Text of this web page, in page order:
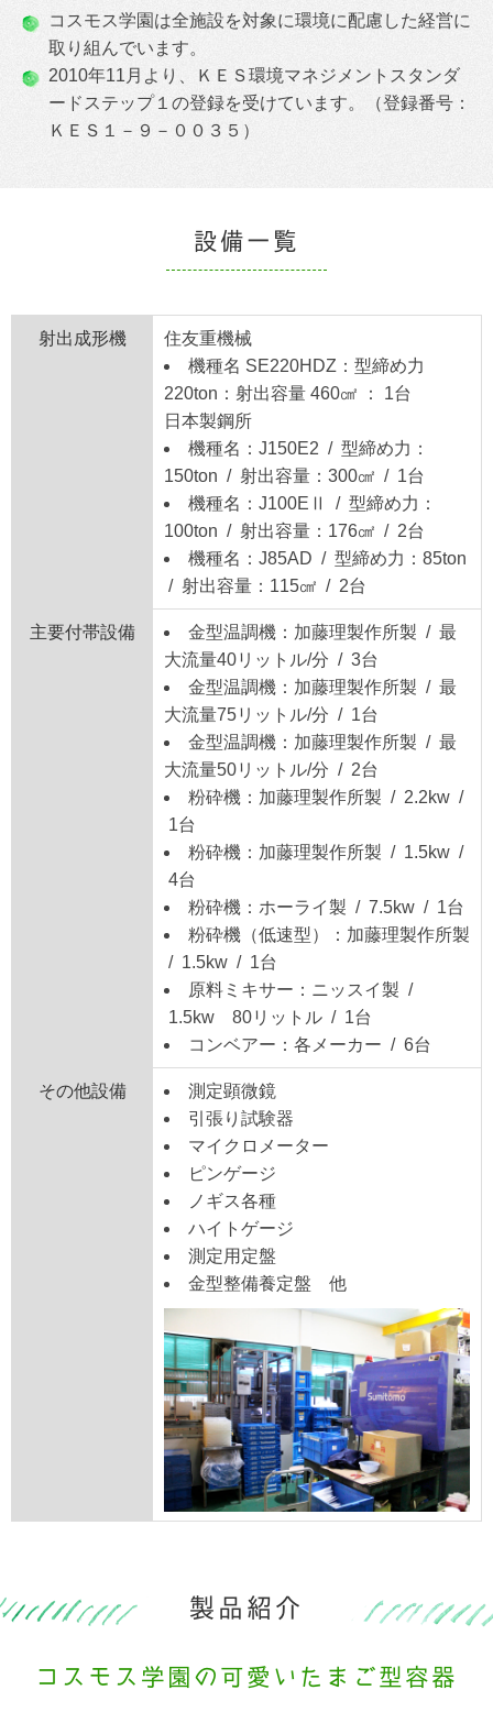
コスモス学園は全施設を対象に環境に配慮した経営に
取り組んでいます。
2010年11月より、ＫＥＳ環境マネジメントスタンダ
ードステップ１の登録を受けています。（登録番号：
ＫＥＳ１－９－００３５）
設備一覧
射出成形機
住友重機械
機種名 SE220HDZ：型締め力
220ton：射出容量 460㎠ ： 1台
日本製鋼所
機種名：J150E2 / 型締め力：
150ton / 射出容量：300㎠ / 1台
機種名：J100EⅡ / 型締め力：
100ton / 射出容量：176㎠ / 2台
機種名：J85AD / 型締め力：85ton
/ 射出容量：115㎠ / 2台
主要付帯設備
金型温調機：加藤理製作所製 / 最
大流量40リットル/分 / 3台
金型温調機：加藤理製作所製 / 最
大流量75リットル/分 / 1台
金型温調機：加藤理製作所製 / 最
大流量50リットル/分 / 2台
粉砕機：加藤理製作所製 / 2.2kw /
1台
粉砕機：加藤理製作所製 / 1.5kw /
4台
粉砕機：ホーライ製 / 7.5kw / 1台
粉砕機（低速型）：加藤理製作所製
/ 1.5kw / 1台
原料ミキサー：ニッスイ製 /
1.5kw 80リットル / 1台
コンベアー：各メーカー / 6台
その他設備
測定顕微鏡
引張り試験器
マイクロメーター
ピンゲージ
ノギス各種
ハイトゲージ
測定用定盤
金型整備養定盤 他
製品紹介
コスモス学園の可愛いたまご型容器